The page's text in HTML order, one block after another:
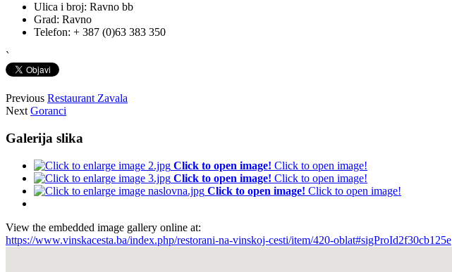
Ulica i broj: Ravno bb
Grad: Ravno
Telefon: + 387 (0)63 383 350
`
Previous Restaurant Zavala
Next Goranci
Galerija slika
Click to open image! Click to open image!
Click to open image! Click to open image!
Click to open image! Click to open image!
View the embedded image gallery online at:
https://www.vinskacesta.ba/index.php/restorani-na-vinskoj-cesti/item/420-oblat#sigProId2f30cb125e